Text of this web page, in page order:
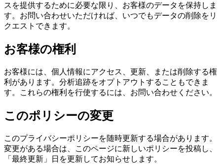
スを提供するために必要な限り、お客様のデータを保持しま
す。お問い合わせいただければ、いつでもデータの削除をリ
クエストできます。
お客様の権利
お客様には、個人情報にアクセス、更新、または削除する権
利があります。分析追跡をオプトアウトすることもできま
す。これらの権利を行使するには、お問い合わせください。
このポリシーの変更
このプライバシーポリシーを随時更新する場合があります。
変更がある場合は、このページに新しいポリシーを投稿し、
「最終更新」日を更新してお知らせします。